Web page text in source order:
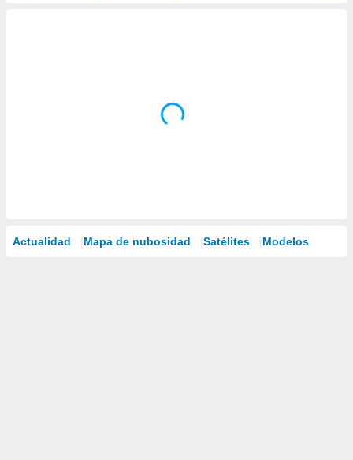
Actualidad Mapa de nubosidad Satélites Modelos